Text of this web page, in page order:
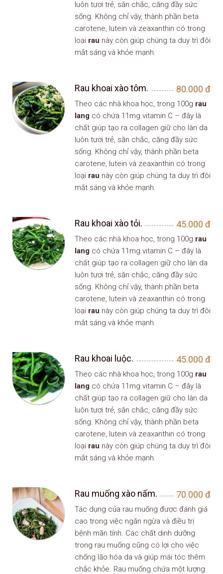
luôn tươi trẻ, săn chắc, căng đầy sức
sống. Không chỉ vậy, thành phần beta
carotene, lutein và zeaxanthin có trong
loại rau này còn giúp chúng ta duy trì đôi
mắt sáng và khỏe mạnh.
80.000 đ
Rau khoai xào tôm.
Theo các nhà khoa học, trong 100g rau
lang có chứa 11mg vitamin C – đây là
chất giúp tạo ra collagen giữ cho làn da
luôn tươi trẻ, săn chắc, căng đầy sức
sống. Không chỉ vậy, thành phần beta
carotene, lutein và zeaxanthin có trong
loại rau này còn giúp chúng ta duy trì đôi
mắt sáng và khỏe mạnh.
45.000 đ
Rau khoai xào tỏi.
Theo các nhà khoa học, trong 100g rau
lang có chứa 11mg vitamin C – đây là
chất giúp tạo ra collagen giữ cho làn da
luôn tươi trẻ, săn chắc, căng đầy sức
sống. Không chỉ vậy, thành phần beta
carotene, lutein và zeaxanthin có trong
loại rau này còn giúp chúng ta duy trì đôi
mắt sáng và khỏe mạnh.
45.000 đ
Rau khoai luộc.
Theo các nhà khoa học, trong 100g rau
lang có chứa 11mg vitamin C – đây là
chất giúp tạo ra collagen giữ cho làn da
luôn tươi trẻ, săn chắc, căng đầy sức
sống. Không chỉ vậy, thành phần beta
carotene, lutein và zeaxanthin có trong
loại rau này còn giúp chúng ta duy trì đôi
mắt sáng và khỏe mạnh.
70.000 đ
Rau muống xào nấm.
Tác dụng của rau muống được đánh giá
cao trong việc ngăn ngừa và điều trị
bệnh mãn tính. Các chất dinh dưỡng
trong rau muống cũng có lợi cho việc
chống lão hóa da và giúp mái tóc thêm
chắc khỏe. Rau muống chứa một lượng